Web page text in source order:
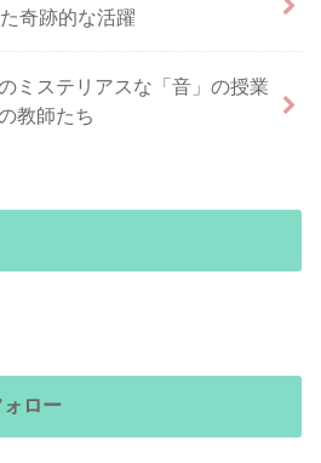
奇跡的な活躍
ミステリアスな「音」の授業
教師たち
ロー